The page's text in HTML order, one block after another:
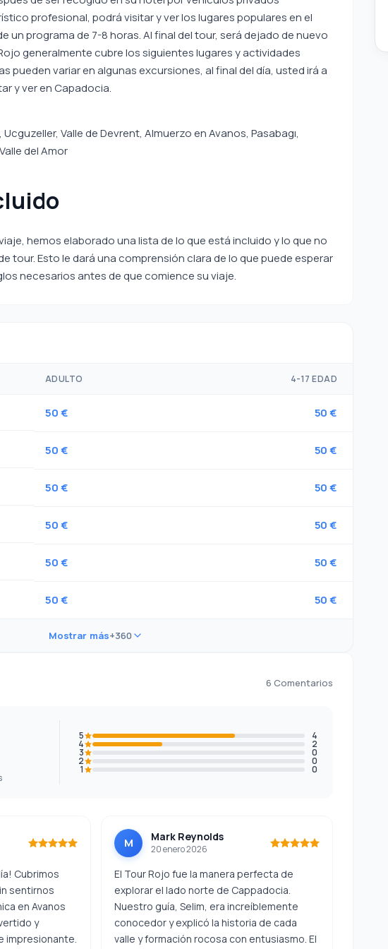
profesional, podrá visitar y ver los lugares populares en el
un programa de 7-8 horas. Al final del tour, será dejado de nuevo
generalmente cubre los siguientes lugares y actividades
pueden variar en algunas excursiones, al final del día, usted irá a
y ver en Capadocia.
Valle de Devrent, Almuerzo en Avanos, Pasabagı,
del Amor
hemos elaborado una lista de lo que está incluido y lo que no
tour. Esto le dará una comprensión clara de lo que puede esperar
necesarios antes de que comience su viaje.
ADULTO 4-17 EDAD
50 € 50 €
50 € 50 €
50 € 50 €
50 € 50 €
50 € 50 €
50 € 50 €
Mostrar más+360
6 Comentarios
5 4
4 2
3 0
2 0
1 0
Cubrimos
sentirnos
en Avanos
y
impresionante.
M Mark Reynolds
20 enero 2026
El Tour Rojo fue la manera perfecta de
explorar el lado norte de Cappadocia.
Nuestro guía, Selim, era increíblemente
conocedor y explicó la historia de cada
valle y formación rocosa con entusiasmo. El